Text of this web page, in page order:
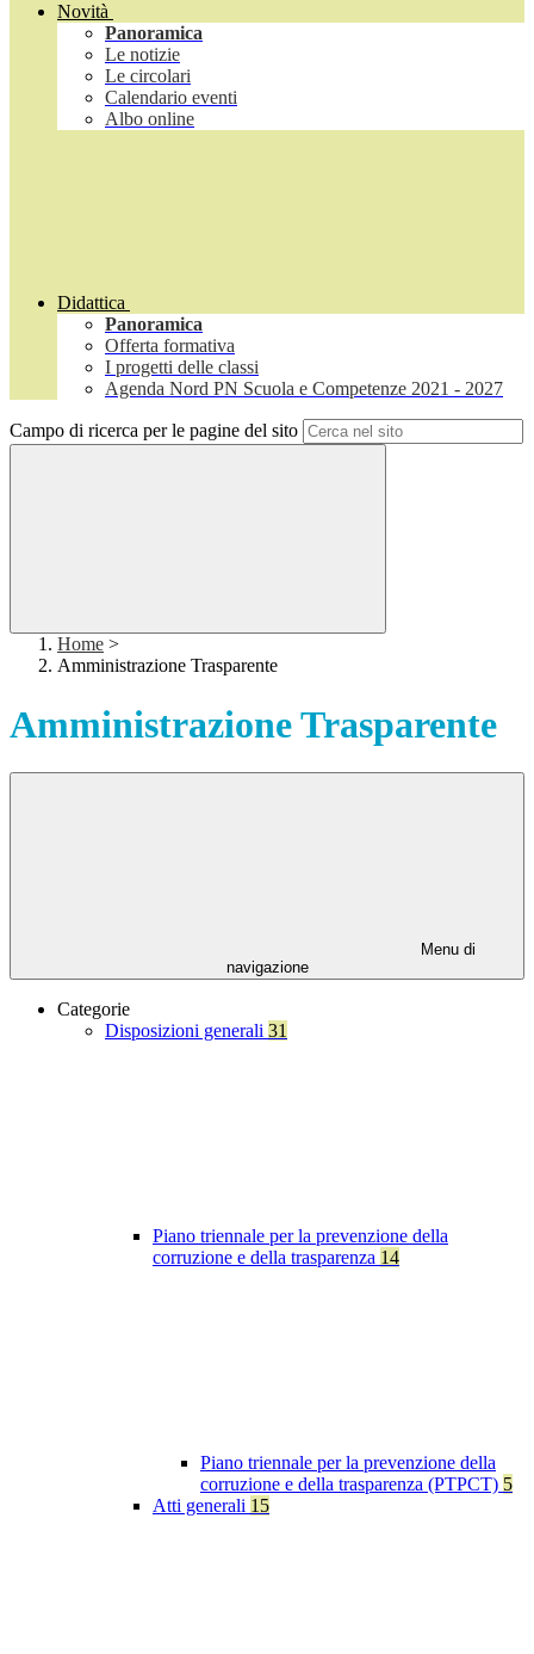
Novità
Panoramica
Le notizie
Le circolari
Calendario eventi
Albo online
Didattica
Panoramica
Offerta formativa
I progetti delle classi
Agenda Nord PN Scuola e Competenze 2021 - 2027
Campo di ricerca per le pagine del sito
Home >
Amministrazione Trasparente
Amministrazione Trasparente
Menu di
navigazione
Categorie
Disposizioni generali 31
Piano triennale per la prevenzione della
corruzione e della trasparenza 14
Piano triennale per la prevenzione della
corruzione e della trasparenza (PTPCT) 5
Atti generali 15